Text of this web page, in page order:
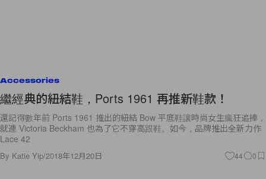
Accessories
繼經典的紐結鞋，Ports 1961 再推新鞋款！
還記得數年前 Ports 1961 推出的紐結 Bow 平底鞋讓時尚女生瘋狂追捧，
就連 Victoria Beckham 也為了它不穿高跟鞋。如今，品牌推出全新力作
Lace 42
By Katie Yip/2018年12月20日 44 0